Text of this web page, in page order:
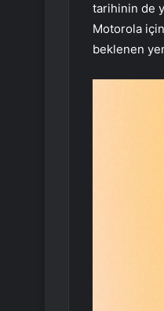
tarihinin de
Motorola
beklenen